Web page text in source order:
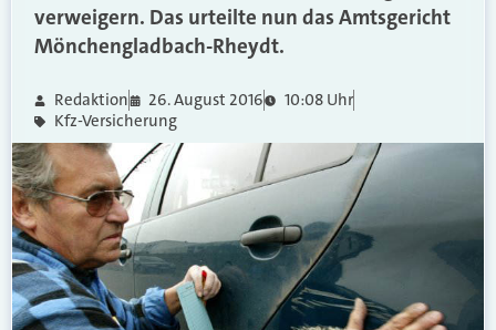
verweigern. Das urteilte nun das Amtsgericht
Mönchengladbach-Rheydt.
Redaktion 26. August 2016
10:08 Uhr
Kfz-Versicherung